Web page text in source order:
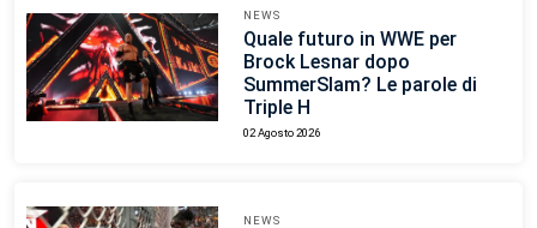
NEWS
Quale futuro in WWE per
Brock Lesnar dopo
SummerSlam? Le parole di
Triple H
02 Agosto 2026
NEWS